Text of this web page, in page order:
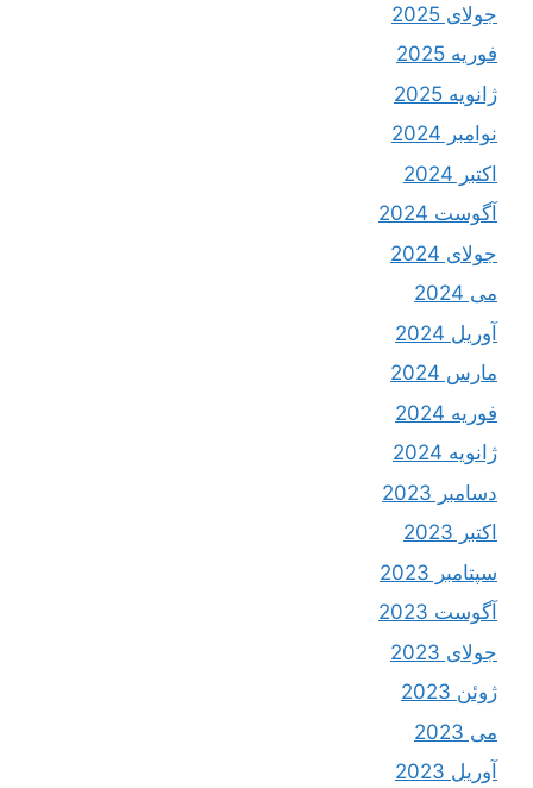
جولای 2025
فوریه 2025
ژانویه 2025
نوامبر 2024
اکتبر 2024
آگوست 2024
جولای 2024
می 2024
آوریل 2024
مارس 2024
فوریه 2024
ژانویه 2024
دسامبر 2023
اکتبر 2023
سپتامبر 2023
آگوست 2023
جولای 2023
ژوئن 2023
می 2023
آوریل 2023